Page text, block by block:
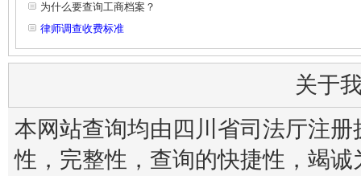
为什么要查询工商档案？
律师调查收费标准
关于
本网站查询均由四川省司法厅注
性，完整性，查询的快捷性，竭